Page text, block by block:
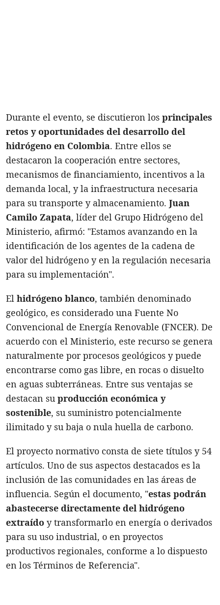
Durante el evento, se discutieron los principales
retos y oportunidades del desarrollo del
hidrógeno en Colombia. Entre ellos se
destacaron la cooperación entre sectores,
mecanismos de financiamiento, incentivos a la
demanda local, y la infraestructura necesaria
para su transporte y almacenamiento. Juan
Camilo Zapata, líder del Grupo Hidrógeno del
Ministerio, afirmó: "Estamos avanzando en la
identificación de los agentes de la cadena de
valor del hidrógeno y en la regulación necesaria
para su implementación".
El hidrógeno blanco, también denominado
geológico, es considerado una Fuente No
Convencional de Energía Renovable (FNCER). De
acuerdo con el Ministerio, este recurso se genera
naturalmente por procesos geológicos y puede
encontrarse como gas libre, en rocas o disuelto
en aguas subterráneas. Entre sus ventajas se
destacan su producción económica y
sostenible, su suministro potencialmente
ilimitado y su baja o nula huella de carbono.
El proyecto normativo consta de siete títulos y 54
artículos. Uno de sus aspectos destacados es la
inclusión de las comunidades en las áreas de
influencia. Según el documento, "estas podrán
abastecerse directamente del hidrógeno
extraído y transformarlo en energía o derivados
para su uso industrial, o en proyectos
productivos regionales, conforme a lo dispuesto
en los Términos de Referencia".